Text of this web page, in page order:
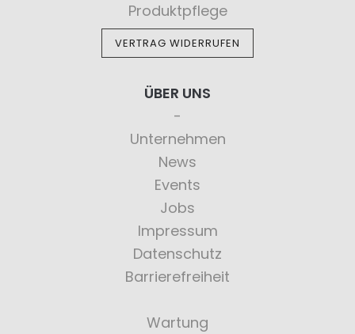
Produktpflege
VERTRAG WIDERRUFEN
ÜBER UNS
Unternehmen
News
Events
Jobs
Impressum
Datenschutz
Barrierefreiheit
Wartung